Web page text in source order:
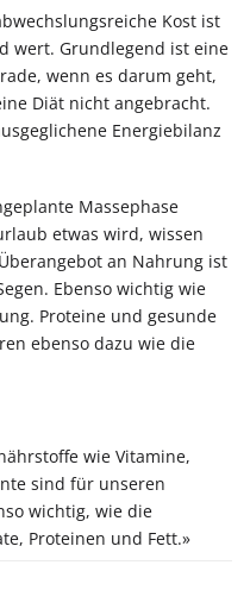
Kost ist
wert. Grundlegend ist eine
wenn es darum geht,
Diät nicht angebracht.
Energiebilanz
Massephase
etwas wird, wissen
an Nahrung ist
Ebenso wichtig wie
Proteine und gesunde
ebenso dazu wie die
wie Vitamine,
sind für unseren
wichtig, wie die
Proteinen und Fett.»